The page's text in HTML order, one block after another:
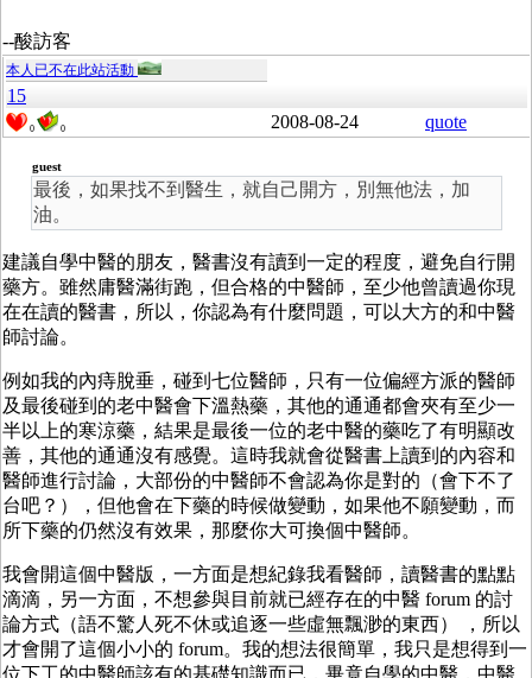
--酸訪客
本人已不在此站活動
15
0 0 2008-08-24 quote
guest
最後，如果找不到醫生，就自己開方，別無他法，加
油。
建議自學中醫的朋友，醫書沒有讀到一定的程度，避免自行開
藥方。雖然庸醫滿街跑，但合格的中醫師，至少他曾讀過你現
在在讀的醫書，所以，你認為有什麼問題，可以大方的和中醫
師討論。
例如我的內痔脫垂，碰到七位醫師，只有一位偏經方派的醫師
及最後碰到的老中醫會下溫熱藥，其他的通通都會夾有至少一
半以上的寒涼藥，結果是最後一位的老中醫的藥吃了有明顯改
善，其他的通通沒有感覺。這時我就會從醫書上讀到的內容和
醫師進行討論，大部份的中醫師不會認為你是對的（會下不了
台吧？），但他會在下藥的時候做變動，如果他不願變動，而
所下藥的仍然沒有效果，那麼你大可換個中醫師。
我會開這個中醫版，一方面是想紀錄我看醫師，讀醫書的點點
滴滴，另一方面，不想參與目前就已經存在的中醫 forum 的討
論方式（語不驚人死不休或追逐一些虛無飄渺的東西） ，所以
才會開了這個小小的 forum。我的想法很簡單，我只是想得到一